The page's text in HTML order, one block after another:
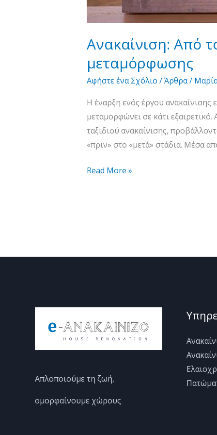
Ανακαίνιση: Από
μεταμόρφωσης
Αφήστε ένα Σχόλιο /Άρθρα/
Η έναρξη ενός έργου ανακαίνισης
μεταμορφώνει σε κάτι
ταξιδιού ανακαίνισης,
«πριν» στο «μετά» στάδια. Μέσα
Read More »
Απλοποιούμε τη ζωή,
ομορφαίνουμε χώρους